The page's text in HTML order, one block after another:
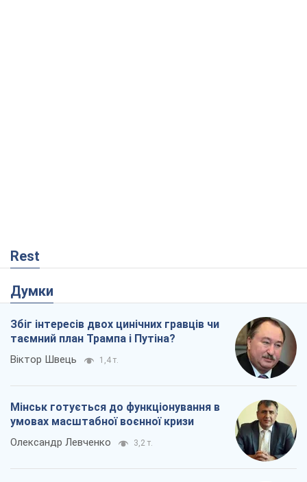
Rest
Думки
Збіг інтересів двох цинічних гравців чи
таємний план Трампа і Путіна?
Віктор Швець 1,4 т.
Мінськ готується до функціонування в
умовах масштабної воєнної кризи
Олександр Левченко 3,2 т.